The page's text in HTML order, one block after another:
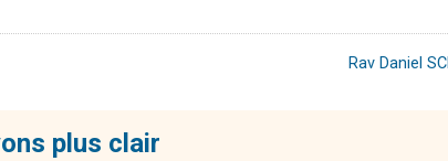
Rav Daniel
plus clair